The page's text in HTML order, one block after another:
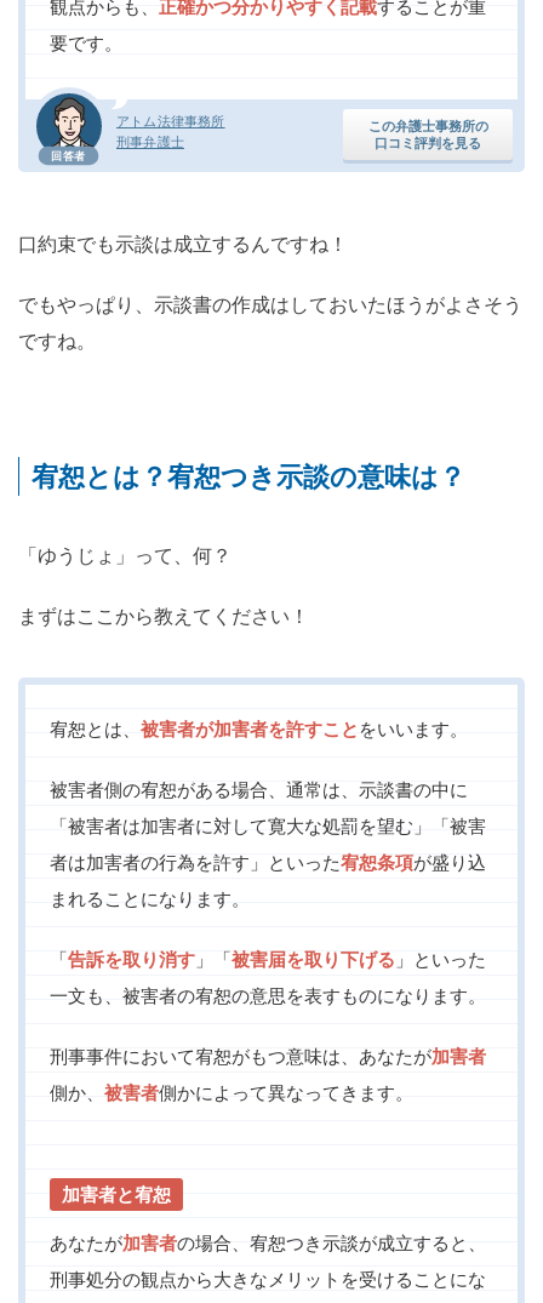
回答者
アトム法律事務所
刑事弁護士
この弁護士事務所の
口コミ評判を見る
観点からも、 正確かつ分かりやすく記載することが重
要です。
口約束でも示談は成立するんですね！
でもやっぱり、示談書の作成はしておいたほうがよさそう
ですね。
宥恕とは？宥恕つき示談の意味は？
「ゆうじょ」って、何？
まずはここから教えてください！
宥恕とは、 被害者が加害者を許すことをいいます。
被害者側の宥恕がある場合、通常は、示談書の中に
「被害者は加害者に対して寛大な処罰を望む」「被害
者は加害者の行為を許す」といった宥恕条項が盛り込
まれることになります。
「告訴を取り消す 」「被害届を取り下げる 」といった
一文も、被害者の宥恕の意思を表すものになります。
刑事事件において宥恕がもつ意味は、あなたが加害者
側か、 被害者側かによって異なってきます。
加害者と宥恕
あなたが加害者の場合、宥恕つき示談が成立すると、
刑事処分の観点から大きなメリットを受けることにな